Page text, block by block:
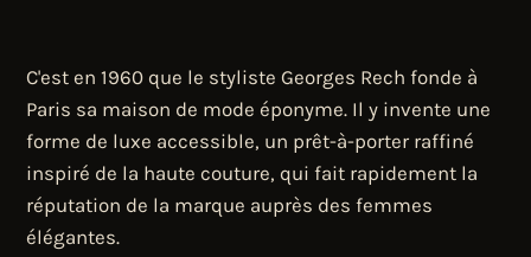
C'est en 1960 que le styliste Georges Rech fonde à
Paris sa maison de mode éponyme. Il y invente une
forme de luxe accessible, un prêt-à-porter raffiné
inspiré de la haute couture, qui fait rapidement la
réputation de la marque auprès des femmes
élégantes.